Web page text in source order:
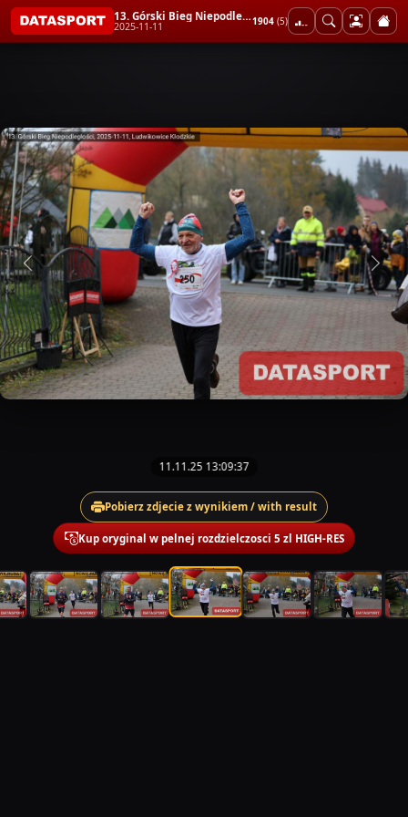
13. Górski Bieg Niepodległości
2025-11-11 1904 (5)
11.11.25 13:09:37
Pobierz zdjecie z wynikiem / with result
Kup oryginal w pelnej rozdzielczosci 5 zl HIGH-RES